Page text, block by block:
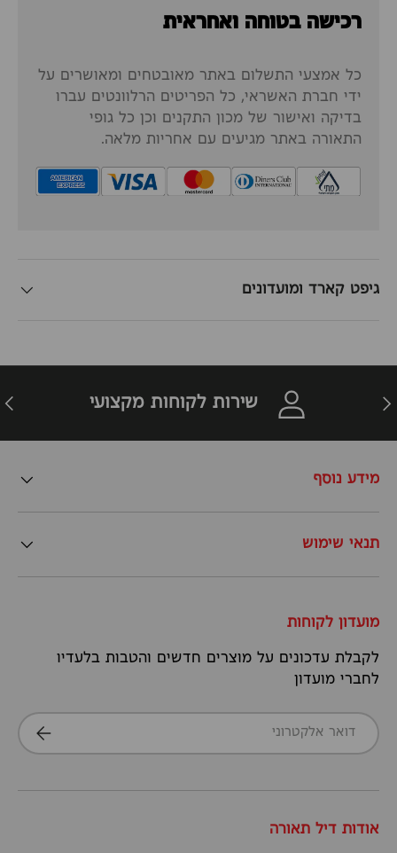
רכישה בטוחה ואחראית
כל אמצעי התשלום באתר מאובטחים ומאושרים על
ידי חברת האשראי, כל הפריטים הרלוונטים עברו
בדיקה ואישור של מכון התקנים וכן כל גופי
התאורה באתר מגיעים עם אחריות מלאה.
גיפט קארד ומועדונים
חזרה שירות לקוחות מקצועי
מידע נוסף
תנאי שימוש
מועדון לקוחות
לקבלת עדכונים על מוצרים חדשים והטבות בלעדיו
לחברי מועדון
דואר אלקטרוני
הרשמה
אודות דיל תאורה